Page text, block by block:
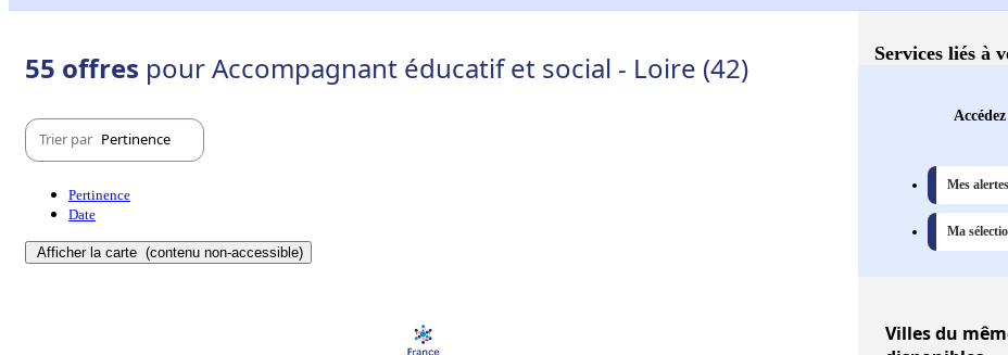
55 offres pour Accompagnant éducatif et social - Loire (42)
Trier par Pertinence
Pertinence
Date
Afficher la carte (contenu non-accessible)
Services liés à
Mes
Ma
Villesdu